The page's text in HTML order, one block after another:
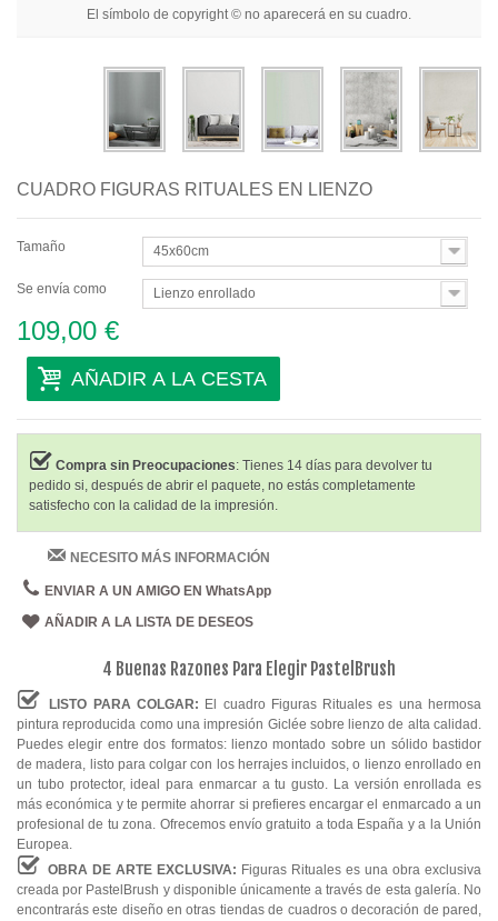
Por Habitación
El símbolo de copyright © no aparecerá en su cuadro.
CUADRO FIGURAS RITUALES EN LIENZO
Tamaño 45x60cm
Se envía como Lienzo enrollado
109,00 €
AÑADIR A LA CESTA
Compra sin Preocupaciones: Tienes 14 días para devolver tu
pedido si, después de abrir el paquete, no estás completamente
satisfecho con la calidad de la impresión.
NECESITO MÁS INFORMACIÓN
ENVIAR A UN AMIGO EN WhatsApp
AÑADIR A LA LISTA DE DESEOS
4 Buenas Razones Para Elegir PastelBrush
LISTO PARA COLGAR: El cuadro Figuras Rituales es una hermosa
pintura reproducida como una impresión Giclée sobre lienzo de alta calidad.
Puedes elegir entre dos formatos: lienzo montado sobre un sólido bastidor
de madera, listo para colgar con los herrajes incluidos, o lienzo enrollado en
un tubo protector, ideal para enmarcar a tu gusto. La versión enrollada es
más económica y te permite ahorrar si prefieres encargar el enmarcado a un
profesional de tu zona. Ofrecemos envío gratuito a toda España y a la Unión
Europea.
OBRA DE ARTE EXCLUSIVA: Figuras Rituales es una obra exclusiva
creada por PastelBrush y disponible únicamente a través de esta galería. No
encontrarás este diseño en otras tiendas de cuadros o decoración de pared,